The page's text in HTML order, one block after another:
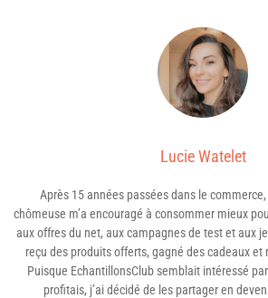
Lucie Watelet
Après 15 années passées dans le
chômeuse m’a encouragé à consommer mieux
aux offres du net, aux campagnes de test et aux
reçu des produits offerts, gagné des cadeaux et
Puisque EchantillonsClub semblait intéressé
profitais, j’ai décidé de les partager en